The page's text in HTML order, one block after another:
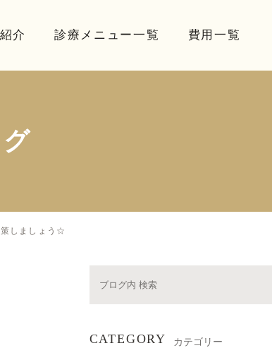
介 診療メニュー一覧 費用一覧
しましょう☆
CATEGORY カテゴリー